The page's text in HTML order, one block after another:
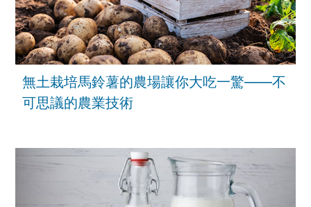
無土栽培馬鈴薯的農場讓你大吃一驚——不
可思議的農業技術